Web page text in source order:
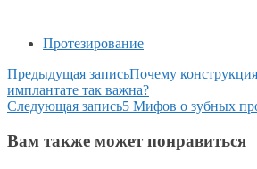
Протезирование
Предыдущая записьПочему
имплантате так важна?
Следующая запись5 Мифов о зубных
Вам также может понравиться